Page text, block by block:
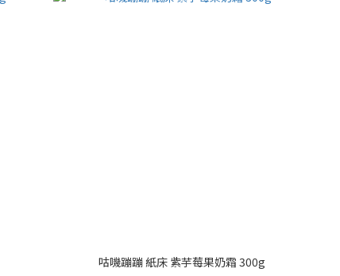
咕嘰蹦蹦 紙床 紫芋莓果奶霜 300g